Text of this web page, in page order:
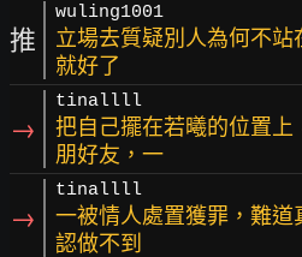
推
wuling1001
立場去質疑別人為何不
就好了
→
tinallll
把自己擺在若曦的位置
朋好友，一
→
tinallll
一被情人處置獲罪，難道
認做不到